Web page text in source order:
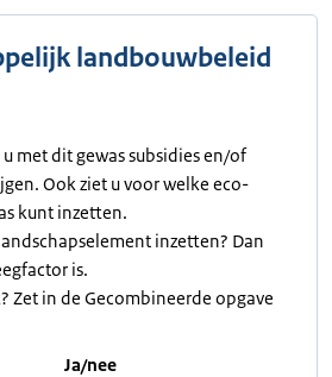
landbouwbeleid
met dit gewas subsidies en/of
Ook ziet u voor welke eco-
kunt inzetten.
inzetten? Dan
is.
Zet in de Gecombineerde opgave
Ja/nee